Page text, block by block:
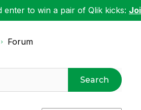
to win a pair of Qlik kicks:
Forum
Search